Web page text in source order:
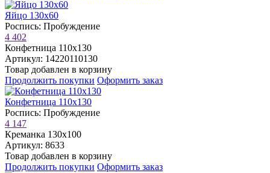
Яйцо 130х60
Роспись: Пробуждение
4 402
Конфетница 110х130
Артикул: 14220110130
Товар добавлен в корзину
Продолжить покупки Оформить заказ
Конфетница 110х130
Роспись: Пробуждение
4 147
Креманка 130х100
Артикул: 8633
Товар добавлен в корзину
Продолжить покупки Оформить заказ